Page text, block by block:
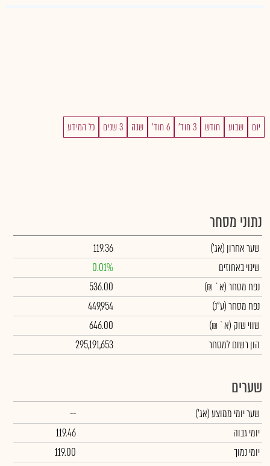
יום שבוע חודש 3 חוד' 6 חוד' שנה 3 שנים כל המידע
נתוני מסחר
שער אחרון (אג')
119.36
שינוי באחוזים
0.01%
נפח מסחר(א` ₪)
536.00
נפח מסחר(ע"נ)
449,954
שווי שוק (א` ₪)
646.00
הון רשום למסחר
295,191,653
שערים
שער יומי ממוצע(אג')
--
יומי גבוה
119.46
יומי נמוך
119.00